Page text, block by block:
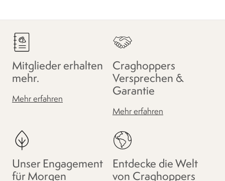
Mitglieder erhalten
mehr.
Mehr erfahren
Craghoppers
Versprechen &
Garantie
Mehr erfahren
Unser Engagement
für Morgen
Entdecke die Welt
von Craghoppers